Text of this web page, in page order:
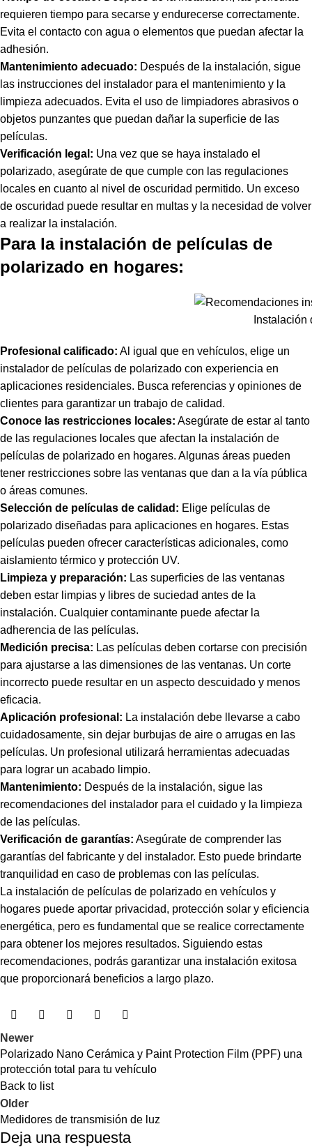
requieren tiempo para secarse y endurecerse correctamente.
Evita el contacto con agua o elementos que puedan afectar la
adhesión.
Mantenimiento adecuado: Después de la instalación, sigue
las instrucciones del instalador para el mantenimiento y la
limpieza adecuados. Evita el uso de limpiadores abrasivos o
objetos punzantes que puedan dañar la superficie de las
películas.
Verificación legal: Una vez que se haya instalado el
polarizado, asegúrate de que cumple con las regulaciones
locales en cuanto al nivel de oscuridad permitido. Un exceso
de oscuridad puede resultar en multas y la necesidad de volver
a realizar la instalación.
Para la instalación de películas de
polarizado en hogares:
Profesional calificado: Al igual que en vehículos, elige un
instalador de películas de polarizado con experiencia en
aplicaciones residenciales. Busca referencias y opiniones de
clientes para garantizar un trabajo de calidad.
Conoce las restricciones locales: Asegúrate de estar al tanto
de las regulaciones locales que afectan la instalación de
películas de polarizado en hogares. Algunas áreas pueden
tener restricciones sobre las ventanas que dan a la vía pública
o áreas comunes.
Selección de películas de calidad: Elige películas de
polarizado diseñadas para aplicaciones en hogares. Estas
películas pueden ofrecer características adicionales, como
aislamiento térmico y protección UV.
Limpieza y preparación: Las superficies de las ventanas
deben estar limpias y libres de suciedad antes de la
instalación. Cualquier contaminante puede afectar la
adherencia de las películas.
Medición precisa: Las películas deben cortarse con precisión
para ajustarse a las dimensiones de las ventanas. Un corte
incorrecto puede resultar en un aspecto descuidado y menos
eficacia.
Aplicación profesional: La instalación debe llevarse a cabo
cuidadosamente, sin dejar burbujas de aire o arrugas en las
películas. Un profesional utilizará herramientas adecuadas
para lograr un acabado limpio.
Mantenimiento: Después de la instalación, sigue las
recomendaciones del instalador para el cuidado y la limpieza
de las películas.
Verificación de garantías: Asegúrate de comprender las
garantías del fabricante y del instalador. Esto puede brindarte
tranquilidad en caso de problemas con las películas.
La instalación de películas de polarizado en vehículos y
hogares puede aportar privacidad, protección solar y eficiencia
energética, pero es fundamental que se realice correctamente
para obtener los mejores resultados. Siguiendo estas
recomendaciones, podrás garantizar una instalación exitosa
que proporcionará beneficios a largo plazo.
Newer
Polarizado Nano Cerámica y Paint Protection Film (PPF) una
protección total para tu vehículo
Back to list
Older
Medidores de transmisión de luz
Deja una respuesta